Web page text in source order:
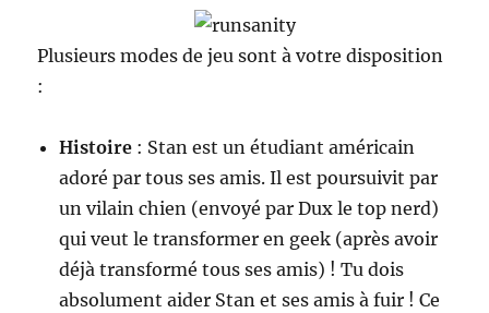
Plusieurs modes de jeu sont à votre disposition
:
Histoire : Stan est un étudiant américain
adoré par tous ses amis. Il est poursuivit par
un vilain chien (envoyé par Dux le top nerd)
qui veut le transformer en geek (après avoir
déjà transformé tous ses amis) ! Tu dois
absolument aider Stan et ses amis à fuir ! Ce